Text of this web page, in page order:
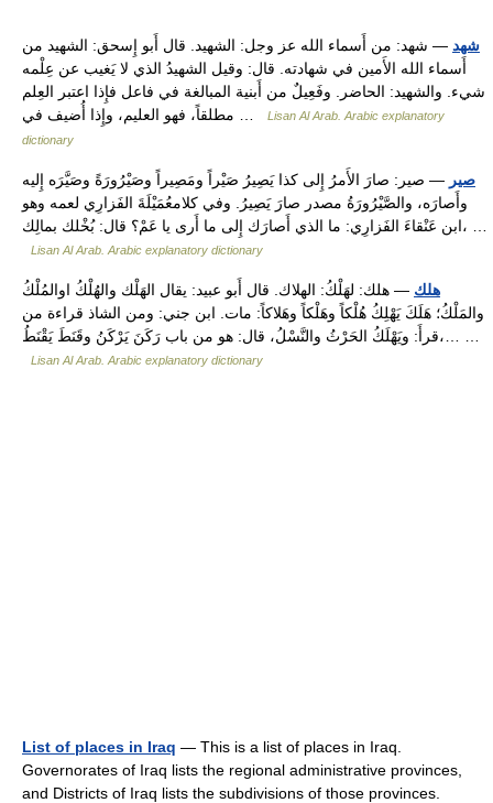
شهد — شهد: من أَسماء الله عز وجل: الشهيد. قال أَبو إِسحق: الشهيد من
أَسماء الله الأَمين في شهادته. قال: وقيل الشهيدُ الذي لا يَغيب عن عِلْمه
شيء. والشهيد: الحاضر. وفَعِيلٌ من أَبنية المبالغة في فاعل فإِذا اعتبر العِلم
Lisan Al Arab. Arabic explanatory
dictionary
صير — صير: صارَ الأَمرُ إِلى كذا يَصِيرُ صَيْراً ومَصِيراً وصَيْرُورَةً وصَيَّرَه إِليه
وأَصارَه، والصَّيْرُورَةُ مصدر صارَ يَصِيرُ. وفي كلامعُمَيْلَةَ الفَزارِي لعمه وهو
ابن عَنْقاءَ الفَزارِي: ما الذي أَصارَك إِلى ما أَرى يا عَمْ؟ قال: بُخْلك بمالِك، …
Lisan Al Arab. Arabic explanatory dictionary
هلك — هلك: لهَلْكُ: الهلاك. قال أَبو عبيد: يقال الهَلْك والهُلْكُ اوالمُلْكُ
والمَلْكُ؛ هَلَكَ يَهْلِكُ هُلْكاً وهَلْكاً وهَلاكاً: مات. ابن جني: ومن الشاذ قراءة من
قرأَ: ويَهْلَكُ الحَرْثُ والنَّسْلُ، قال: هو من باب رَكَنَ يَرْكَنُ وقَنَطَ يَقْنَطُ،… …
Lisan Al Arab. Arabic explanatory dictionary
List of places in Iraq — This is a list of places in Iraq.
Governorates of Iraq lists the regional administrative provinces,
and Districts of Iraq lists the subdivisions of those provinces.